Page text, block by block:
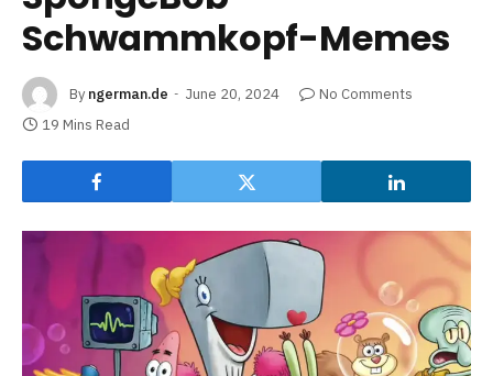
Schwammkopf-Memes
By ngerman.de June 20, 2024
No Comments
19 Mins Read